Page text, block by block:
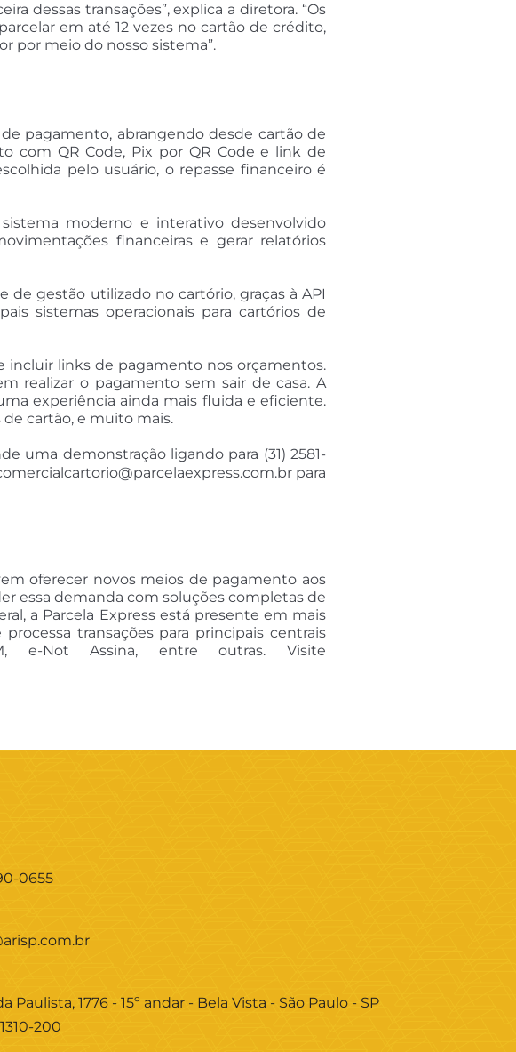
dessas transações”, explica a diretora. “Os
em até 12 vezes no cartão de crédito,
por meio do nosso sistema”.
pagamento, abrangendo desde cartão de
com QR Code, Pix por QR Code e link de
pelo usuário, o repasse financeiro é
moderno e interativo desenvolvido
financeiras e gerar relatórios
gestão utilizado no cartório, graças à API
sistemas operacionais para cartórios de
incluir links de pagamento nos orçamentos.
realizar o pagamento sem sair de casa. A
experiência ainda mais fluida e eficiente.
cartão, e muito mais.
uma demonstração ligando para (31) 2581-
para
oferecer novos meios de pagamento aos
essa demanda com soluções completas de
a Parcela Express está presente em mais
transações para principais centrais
AM, e-Not Assina, entre outras. Visite
0655
Paulista, 1776 - 15º andar - Bela Vista - São Paulo - SP
200